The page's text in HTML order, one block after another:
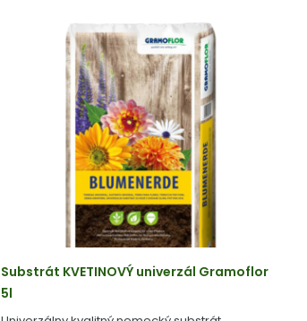
Substrát KVETINOVÝ univerzál Gramoflor
5l